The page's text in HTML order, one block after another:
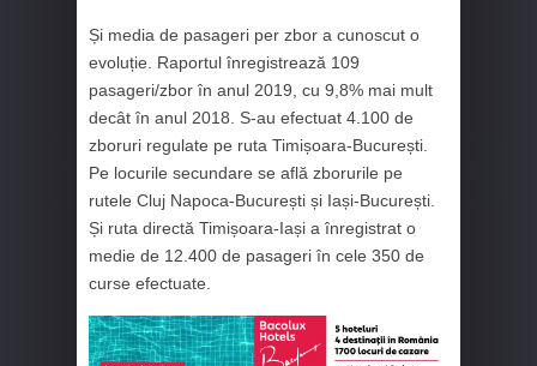
Și media de pasageri per zbor a cunoscut o
evoluție. Raportul înregistrează 109
pasageri/zbor în anul 2019, cu 9,8% mai mult
decât în anul 2018. S-au efectuat 4.100 de
zboruri regulate pe ruta Timișoara-București.
Pe locurile secundare se află zborurile pe
rutele Cluj Napoca-București și Iași-București.
Și ruta directă Timișoara-Iași a înregistrat o
medie de 12.400 de pasageri în cele 350 de
curse efectuate.